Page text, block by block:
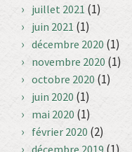
juillet 2021 (1)
juin 2021 (1)
décembre 2020 (1)
novembre 2020 (1)
octobre 2020 (1)
juin 2020 (1)
mai 2020 (1)
février 2020 (2)
décembre 2019